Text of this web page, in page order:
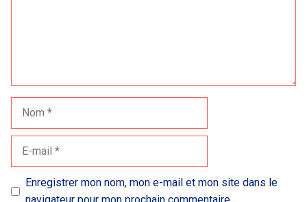
Nom
Enregistrer mon nom, mon e-mail et mon site dans le